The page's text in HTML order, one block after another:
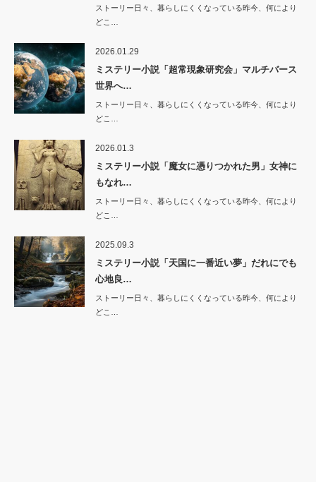
ストーリー日々、暮らしにくくなっている昨今、何により
どこ…
2026.01.29
ミステリー小説「超常現象研究会」マルチバース
世界へ…
ストーリー日々、暮らしにくくなっている昨今、何により
どこ…
2026.01.3
ミステリー小説「魔女に憑りつかれた男」女神に
もなれ…
ストーリー日々、暮らしにくくなっている昨今、何により
どこ…
2025.09.3
ミステリー小説「天国に一番近い夢」だれにでも
心地良…
ストーリー日々、暮らしにくくなっている昨今、何により
どこ…